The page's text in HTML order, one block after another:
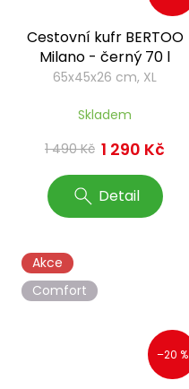
Cestovní kufr BERTOO
Milano - černý 70 l
65x45x26 cm, XL
Skladem
1 490 Kč 1 290 Kč
Detail
Akce
Comfort
–20 %